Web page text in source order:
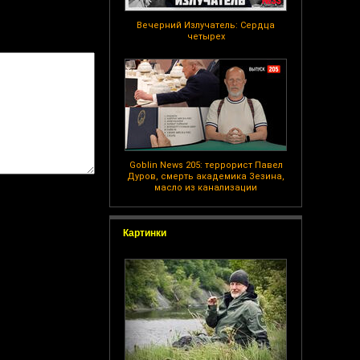
Вечерний Излучатель: Сердца
четырех
Goblin News 205: террорист Павел
Дуров, смерть академика Зезина,
масло из канализации
Картинки